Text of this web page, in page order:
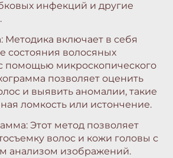
инфекций и другие
Методика включает в себя
состояния волосяных
помощью микроскопического
позволяет оценить
и выявить аномалии, такие
ломкость или истончение.
Этот метод позволяет
волос и кожи головы с
анализом изображений.